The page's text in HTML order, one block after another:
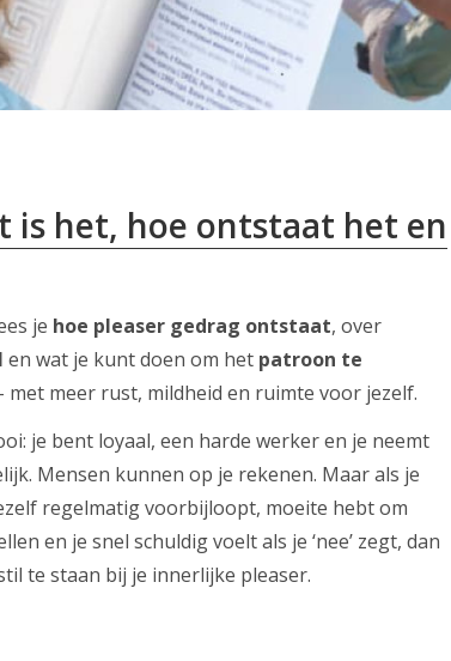
is het, hoe ontstaat het en
je hoe pleaser gedrag ontstaat, over
en wat je kunt doen om het patroon te
met meer rust, mildheid en ruimte voor jezelf.
je bent loyaal, een harde werker en je neemt
Mensen kunnen op je rekenen. Maar als je
regelmatig voorbijloopt, moeite hebt om
en je snel schuldig voelt als je ‘nee’ zegt, dan
te staan bij je innerlijke pleaser.